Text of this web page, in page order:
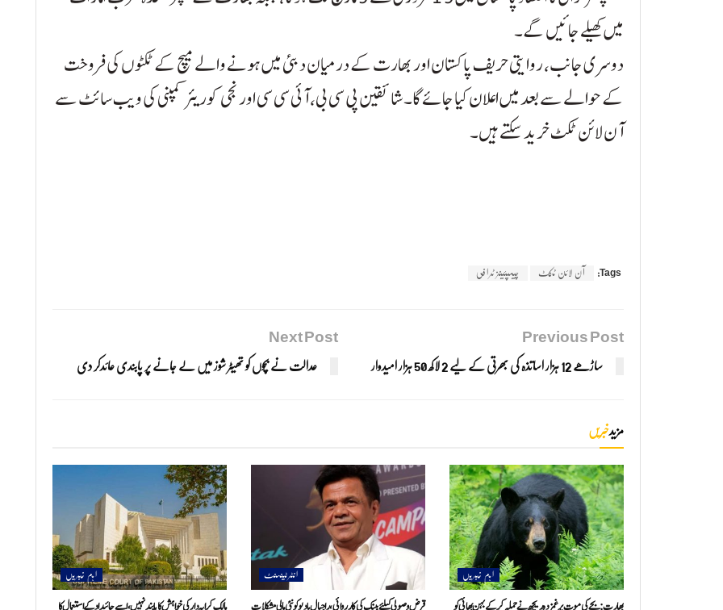
میں کھیلے جائیں گے۔
دوسری جانب، روایتی حریف پاکستان اور بھارت کے درمیان دبئی میں ہونے والے میچ کے ٹکٹوں کی فروخت
کے حوالے سے بعد میں اعلان کیا جائے گا۔ شائقین پی سی بی، آئی سی سی اور نجی کوریئر کمپنی کی ویب سائٹ سے
آن لائن ٹکٹ خرید سکتے ہیں۔
Tags: آن لائن ٹکٹ چیمپئینز ٹرافی
Previous Post
ساڑھے 12 ہزار اساتذہ کی بھرتی کے لیے 2 لاکھ 50 ہزار امیدوار
Next Post
عدالت نے بچوں کو تھیٹر شوز میں لے جانے پر پابندی عائدکر دی
مزیدخبریں
اہم خبریں انٹرٹینمنٹ اہم خبریں